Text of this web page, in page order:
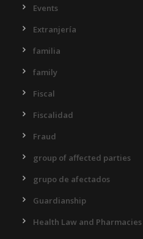
Events
Extranjería
familia
family
Fiscal
Fiscalidad
Fraud
group of affected parties
grupo de afectados
Guardianship
Health Law and Pharmacies